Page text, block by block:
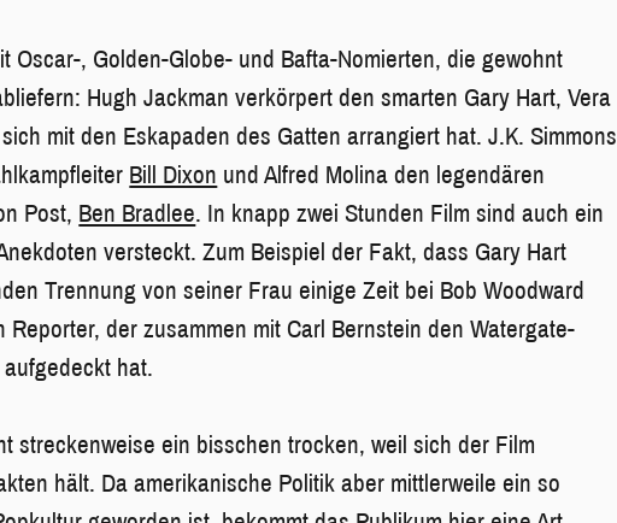
Oscar-, Golden-Globe- und Bafta-Nomierten, die gewohnt
Hugh Jackman verkörpert den smarten Gary Hart, Vera
mit den Eskapaden des Gatten arrangiert hat. J.K. Simmons
Bill Dixon und Alfred Molina den legendären
Post, Ben Bradlee. In knapp zwei Stunden Film sind auch ein
versteckt. Zum Beispiel der Fakt, dass Gary Hart
Trennung von seiner Frau einige Zeit bei Bob Woodward
Reporter, der zusammen mit Carl Bernstein den Watergate-
hat.
streckenweise ein bisschen trocken, weil sich der Film
hält. Da amerikanische Politik aber mittlerweile ein so